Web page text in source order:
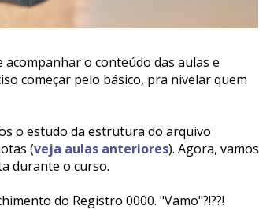
o conteúdo das aulas e
começar pelo básico, pra nivelar quem
o estudo da estrutura do arquivo
(veja aulas anteriores). Agora, vamos
durante o curso.
do Registro 0000. "Vamo"?!??!